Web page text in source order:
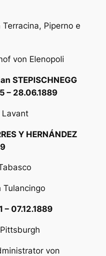
Piperno e
von Elenopoli
STEPISCHNEGG
– 28.06.1889
Lavant
Y HERNÁNDEZ
Tulancingo
– 07.12.1889
von